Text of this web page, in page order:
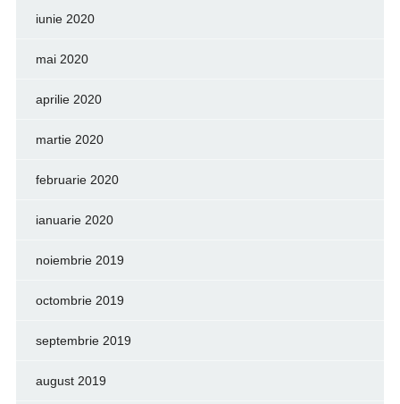
iunie 2020
mai 2020
aprilie 2020
martie 2020
februarie 2020
ianuarie 2020
noiembrie 2019
octombrie 2019
septembrie 2019
august 2019